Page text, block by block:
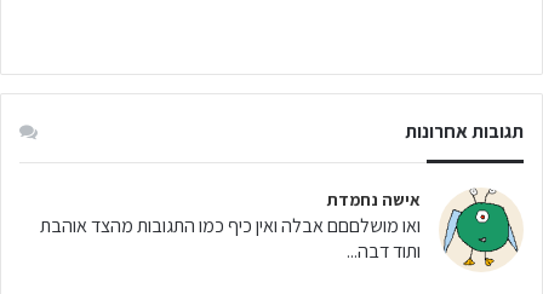
תגובות אחרונות
אישה נחמדת
ואו מושלםםם אבלה ואין כיף כמו התגובות מהצד אוהבת
ותוד דבה...